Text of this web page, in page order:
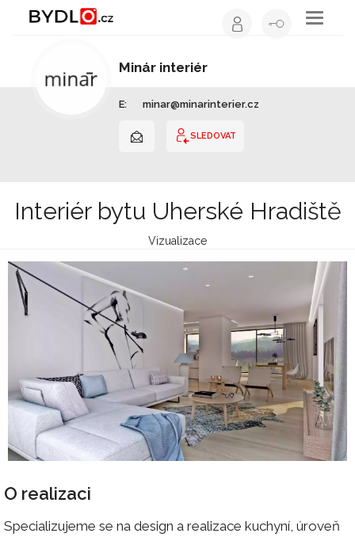
Toggle
Minár interiér
E: minar@minarinterier.cz
SLEDOVAT
Interiér bytu Uherské Hradiště
Vizualizace
O realizaci
Specializujeme se na design a realizace kuchyní, úroveň